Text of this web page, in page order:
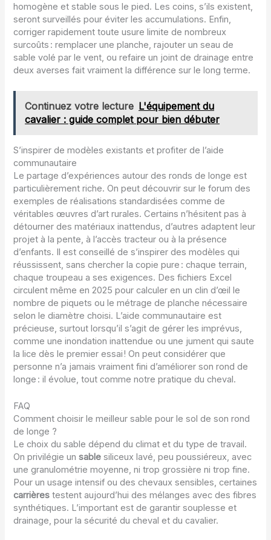
homogène et stable sous le pied. Les coins, s’ils existent,
seront surveillés pour éviter les accumulations. Enfin,
corriger rapidement toute usure limite de nombreux
surcoûts : remplacer une planche, rajouter un seau de
sable volé par le vent, ou refaire un joint de drainage entre
deux averses fait vraiment la différence sur le long terme.
Continuez votre lecture L'équipement du
cavalier : guide complet pour bien débuter
S’inspirer de modèles existants et profiter de l’aide
communautaire
Le partage d’expériences autour des ronds de longe est
particulièrement riche. On peut découvrir sur le forum des
exemples de réalisations standardisées comme de
véritables œuvres d’art rurales. Certains n’hésitent pas à
détourner des matériaux inattendus, d’autres adaptent leur
projet à la pente, à l’accès tracteur ou à la présence
d’enfants. Il est conseillé de s’inspirer des modèles qui
réussissent, sans chercher la copie pure : chaque terrain,
chaque troupeau a ses exigences. Des fichiers Excel
circulent même en 2025 pour calculer en un clin d’œil le
nombre de piquets ou le métrage de planche nécessaire
selon le diamètre choisi. L’aide communautaire est
précieuse, surtout lorsqu’il s’agit de gérer les imprévus,
comme une inondation inattendue ou une jument qui saute
la lice dès le premier essai ! On peut considérer que
personne n’a jamais vraiment fini d’améliorer son rond de
longe : il évolue, tout comme notre pratique du cheval.
FAQ
Comment choisir le meilleur sable pour le sol de son rond
de longe ?
Le choix du sable dépend du climat et du type de travail.
On privilégie unsable siliceux lavé, peu poussiéreux, avec
une granulométrie moyenne, ni trop grossière ni trop fine.
Pour un usage intensif ou des chevaux sensibles, certaines
carrières testent aujourd’hui des mélanges avec des fibres
synthétiques. L’important est de garantir souplesse et
drainage, pour la sécurité du cheval et du cavalier.